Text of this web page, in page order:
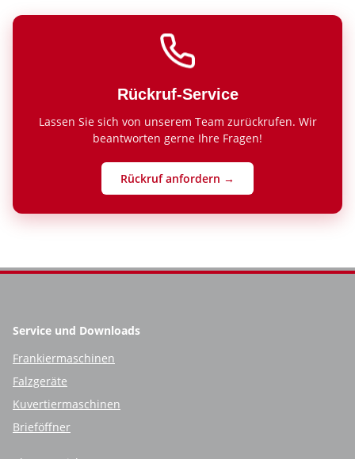
Rückruf-Service
Lassen Sie sich von unserem Team zurückrufen. Wir
beantworten gerne Ihre Fragen!
Rückruf anfordern →
Service und Downloads
Frankiermaschinen
Falzgeräte
Kuvertiermaschinen
Brieföffner